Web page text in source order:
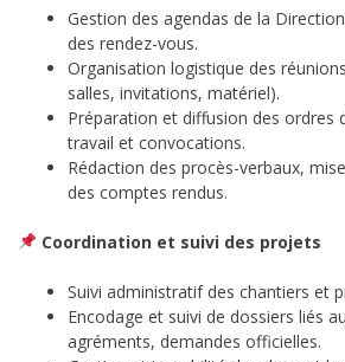
Gestion des agendas de la
des rendez-vous.
Organisation logistique des
salles, invitations, matériel).
Préparation et diffusion des ordres
travail et convocations.
Rédaction des procès-verbaux,
des comptes rendus.
Coordination et suivi des projets
Suivi administratif des chantiers et
Encodage et suivi de dossiers liés
agréments, demandes officielles.